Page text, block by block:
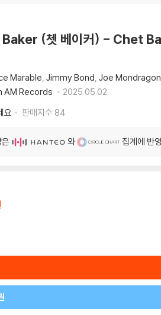
(쳇 베이커) - Chet
Marable Jimmy Bond Joe Mondragon
AM Records
2025.05.02.
요
판매지수 84
와 집계에 반